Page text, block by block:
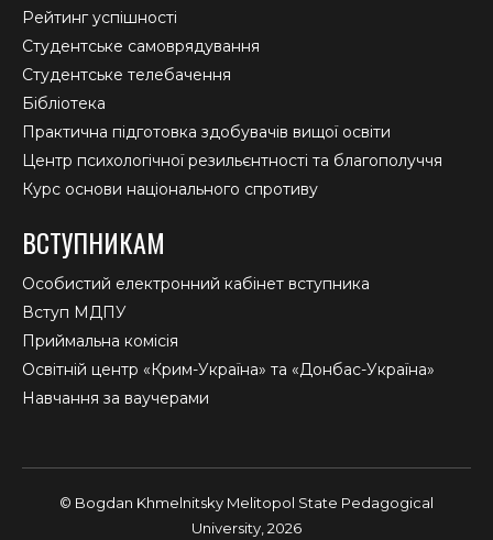
Рейтинг успішності
Студентське самоврядування
Студентське телебачення
Бібліотека
Практична підготовка здобувачів вищої освіти
Центр психологічної резильєнтності та благополуччя
Курс основи національного спротиву
ВСТУПНИКАМ
Особистий електронний кабінет вступника
Вступ МДПУ
Приймальна комісія
Освітній центр «Крим-Україна» та «Донбас-Україна»
Навчання за ваучерами
© Bogdan Khmelnitsky Melitopol State Pedagogical
University, 2026